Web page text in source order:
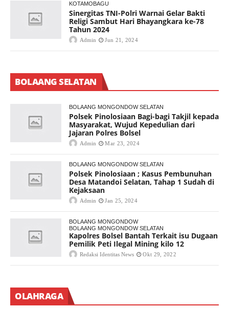
KOTAMOBAGU
Sinergitas TNI-Polri Warnai Gelar Bakti
Religi Sambut Hari Bhayangkara ke-78
Tahun 2024
Admin Jun 21, 2024
BOLAANG SELATAN
BOLAANG MONGONDOW SELATAN
Polsek Pinolosiaan Bagi-bagi Takjil kepada
Masyarakat, Wujud Kepedulian dari
Jajaran Polres Bolsel
Admin Mar 23, 2024
BOLAANG MONGONDOW SELATAN
Polsek Pinolosiaan ; Kasus Pembunuhan
Desa Matandoi Selatan, Tahap 1 Sudah di
Kejaksaan
Admin Jan 25, 2024
BOLAANG MONGONDOW
BOLAANG MONGONDOW SELATAN
Kapolres Bolsel Bantah Terkait isu Dugaan
Pemilik Peti Ilegal Mining kilo 12
Redaksi Identitas News Okt 29, 2022
OLAHRAGA